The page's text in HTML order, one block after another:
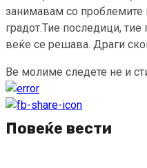
занимавам со проблемите
градот.Тие последици,
веќе се решава. Драги
Ве молиме следете не и
Continue
Reading
Повеќе вести